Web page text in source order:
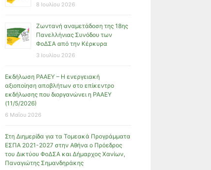
8 Ιουλίου 2026
Ζωντανή αναμετάδοση της 18ης
Πανελλήνιας Συνόδου των
ΦοΔΣΑ από την Κέρκυρα
3 Ιουλίου 2026
Εκδήλωση ΡΑΑΕΥ – Η ενεργειακή
αξιοποίηση αποβλήτων στο επίκεντρο
εκδήλωσης που διοργανώνει η ΡΑΑΕΥ
(11/5/2026)
6 Μαΐου 2026
Στη Διημερίδα για τα Τομεακά Προγράμματα
ΕΣΠΑ 2021-2027 στην Αθήνα ο Πρόεδρος
του Δικτύου ΦοΔΣΑ και Δήμαρχος Χανίων,
Παναγιώτης Σημανδηράκης